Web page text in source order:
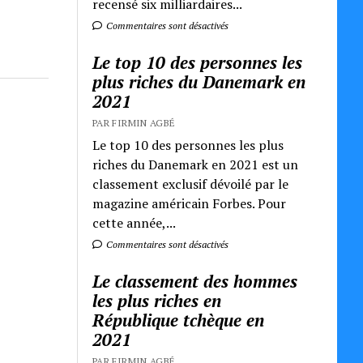
recensé six milliardaires...
Commentaires sont désactivés
Le top 10 des personnes les
plus riches du Danemark en
2021
PAR FIRMIN AGBÉ
Le top 10 des personnes les plus
riches du Danemark en 2021 est un
classement exclusif dévoilé par le
magazine américain Forbes. Pour
cette année,...
Commentaires sont désactivés
Le classement des hommes
les plus riches en
République tchèque en
2021